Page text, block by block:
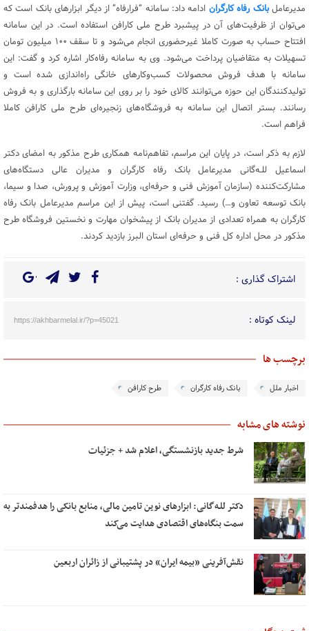
مدیرعاملبانک رفاه کارگران ادامه داد: سامانه “فرارفاه” از دیگر ابزارهای بانک است که
می‌توان از ظرفیت‌های آن در پیشبرد طرح ملی کارافن استفاده است. در این سامانه
افتتاح حساب به صورت کاملا غیرحضوری انجام می‌شود و تا سقف ۱۰۰ میلیون تومان
تسهیلات به متقاضیان پرداخت می‌شود. وی به سامانه رفاه‌کار اشاره کرد و گفت: این
سامانه با هدف فروش محصولات کسب‌وکارهای خانگی راه‌اندازی شده است و
تولیدکنندگان این حوزه می‌توانند کالای خود را بر روی این سامانه بارگذاری و به فروش
رسانند. بستر اتصال این سامانه به فروشگاه‌های زنجیره‌ای طرح ملی کارافن کاملا
فراهم است.
لازم به ذکر است، در پایان این مراسم، تفاهم‌نامه همکاری طرح مذکور به امضای دکتر
اسماعیل للـه‌گانی مدیرعامل بانک رفاه کارگران و مدیران عالی دستگاه‌های
مشارکت‌کننده (سازمان آموزش فنی و حرفه‌ای، وزارت آموزش و پرورش، صدا و سیما،
بانک توسعه تعاون و…) رسید. گفتنی است، پیش از این مراسم مدیرعامل بانک رفاه
کارگران به همراه تعدادی از مدیران بانک از پیشخوان مهارت و نخستین فروشگاه طرح
مذکور در محل اداره کل فنی و حرفه‌ای استان البرز بازدید کردند.
اشتراک گذاری :
لینک کوتاه : https://akhbarmelal.ir/?p=45021
برچسب ها
اخبار ملل بانک رفاه کارگران طرح کارافن
نوشته های مشابه
شرط جدید بازنشستگی، اعلام شد + جزئیات
دکتر للـه‌گانی: ابزارهای نوین تامین مالی، منابع بانکی را هدفمندتر به
سمت بنگاه‌های اقتصادی هدایت می‌کند
نقش‌آفرینی «بیمه ایران» در پشتیبانی از زائران اربعین